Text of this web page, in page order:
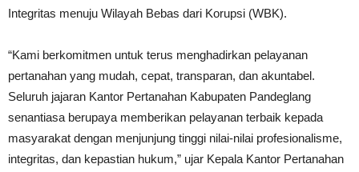
Integritas menuju Wilayah Bebas dari Korupsi (WBK).
“Kami berkomitmen untuk terus menghadirkan pelayanan
pertanahan yang mudah, cepat, transparan, dan akuntabel.
Seluruh jajaran Kantor Pertanahan Kabupaten Pandeglang
senantiasa berupaya memberikan pelayanan terbaik kepada
masyarakat dengan menjunjung tinggi nilai-nilai profesionalisme,
integritas, dan kepastian hukum,” ujar Kepala Kantor Pertanahan